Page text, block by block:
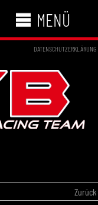
MENÜ
DATENSCHUTZERKLÄRUNG